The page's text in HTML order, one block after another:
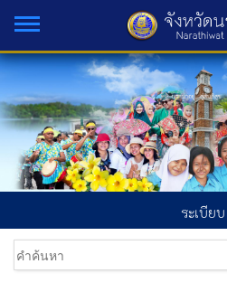
ระเบียบ